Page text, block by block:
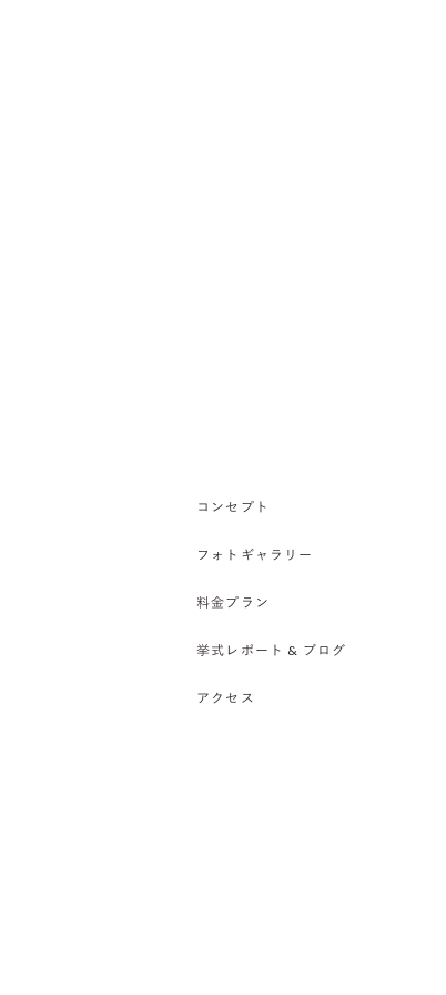
コンセプト
フォトギャラリー
料金プラン
挙式レポート & ブログ
アクセス